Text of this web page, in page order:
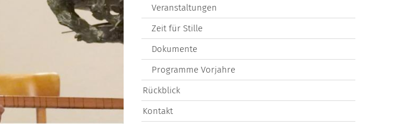
Veranstaltungen
Zeit für Stille
Dokumente
Programme Vorjahre
Rückblick
Kontakt